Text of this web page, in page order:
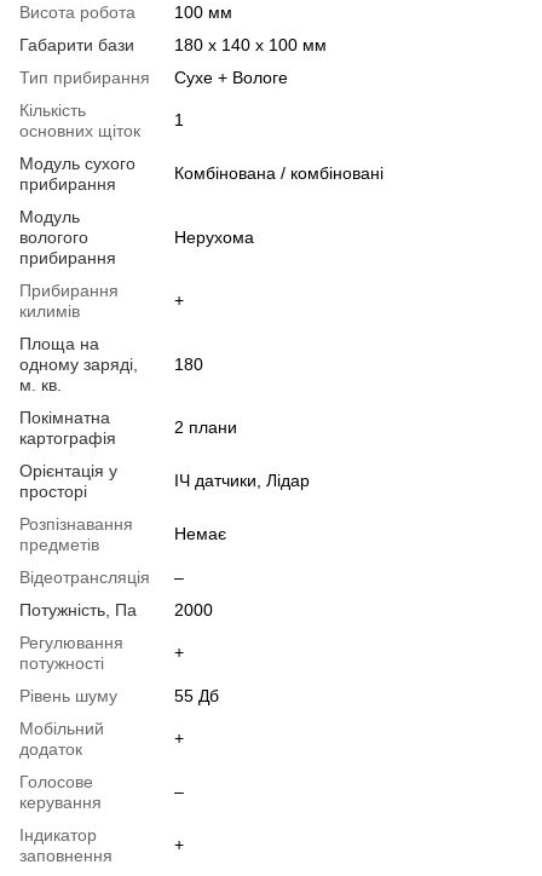
Висота робота
100 мм
Габарити бази
180 х 140 х 100 мм
Тип прибирання
Сухе + Вологе
Кількість
основних щіток
1
Модуль сухого
прибирання
Комбінована / комбіновані
Модуль
вологого
прибирання
Нерухома
Прибирання
килимів
+
Площа на
одному заряді,
м. кв.
180
Покімнатна
картографія
2 плани
Орієнтація у
просторі
ІЧ датчики, Лідар
Розпізнавання
предметів
Немає
Відеотрансляція
–
Потужність, Па
2000
Регулювання
потужності
+
Рівень шуму
55 Дб
Мобільний
додаток
+
Голосове
керування
–
Індикатор
заповнення
+